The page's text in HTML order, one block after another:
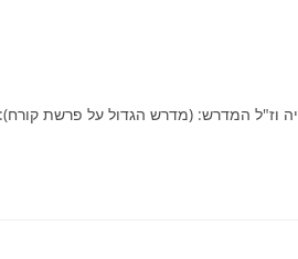
וז"ל המדרש: (מדרש הגדול על פרשת